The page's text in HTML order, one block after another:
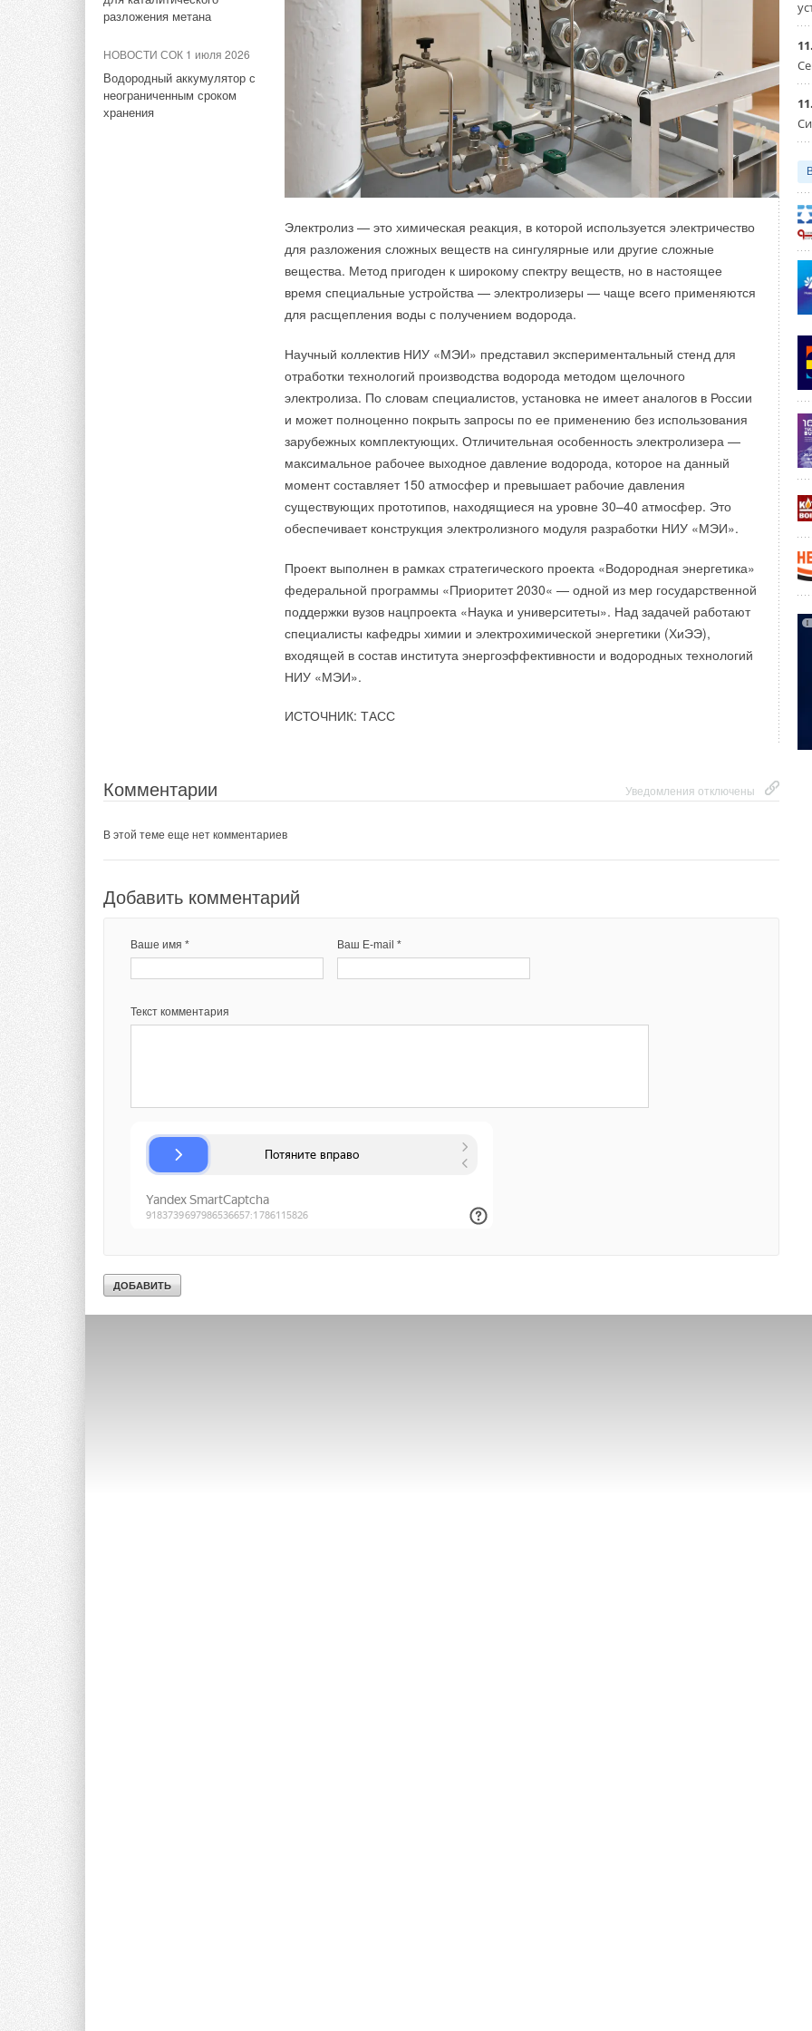
разложения метана
НОВОСТИ СОК 1 июля 2026
Водородный аккумулятор с
неограниченным сроком
хранения
Электролиз — это химическая реакция, в которой используется электричество
для разложения сложных веществ на сингулярные или другие сложные
вещества. Метод пригоден к широкому спектру веществ, но в настоящее
время специальные устройства — электролизеры — чаще всего применяются
для расщепления воды с получением водорода.
Научный коллектив НИУ «МЭИ» представил экспериментальный стенд для
отработки технологий производства водорода методом щелочного
электролиза. По словам специалистов, установка не имеет аналогов в России
и может полноценно покрыть запросы по ее применению без использования
зарубежных комплектующих. Отличительная особенность электролизера —
максимальное рабочее выходное давление водорода, которое на данный
момент составляет 150 атмосфер и превышает рабочие давления
существующих прототипов, находящиеся на уровне 30–40 атмосфер. Это
обеспечивает конструкция электролизного модуля разработки НИУ «МЭИ».
Проект выполнен в рамках стратегического проекта «Водородная энергетика»
федеральной программы «Приоритет 2030« — одной из мер государственной
поддержки вузов нацпроекта «Наука и университеты». Над задачей работают
специалисты кафедры химии и электрохимической энергетики (ХиЭЭ),
входящей в состав института энергоэффективности и водородных технологий
НИУ «МЭИ».
ИСТОЧНИК: ТАСС
Уведомления отключены
Комментарии
В этой теме еще нет комментариев
Добавить комментарий
Ваше имя * Ваш E-mail *
Текст комментария
объявила о расширении
ассортимента контакторов
ИСТОЧНИК: ELEC.RU
Тэги: Систэм Электрик (Systeme Electric) Бренд DEKraft Электрика, установочные изделия
Уведомления отключены
В этой теме еще нет комментариев
Добавить комментарий
солнечных элементов —
35,5%
Тэги: Солнечные коллекторы, панели
Уведомления отключены
В этой теме еще нет комментариев
Добавить комментарий